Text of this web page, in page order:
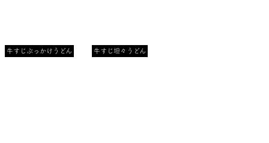
牛すじぶっかけうどん 牛すじ坦々うどん